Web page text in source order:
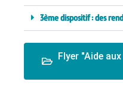
3ème dispositif : des
Flyer "Aide